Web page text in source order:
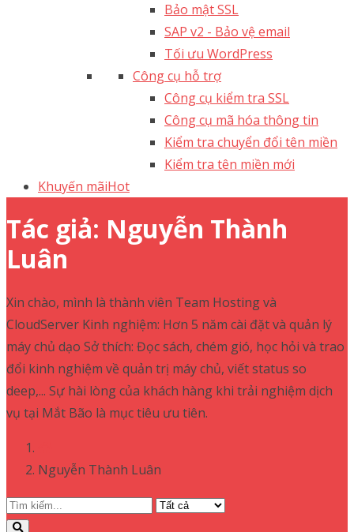
Bảo mật SSL
SAP v2 - Bảo vệ email​
Tối ưu WordPress
Công cụ hỗ trợ
Công cụ kiểm tra SSL
Công cụ mã hóa thông tin
Kiểm tra chuyển đổi tên miền
Kiểm tra tên miền mới
Khuyến mãiHot
Tác giả: Nguyễn Thành
Luân
Xin chào, mình là thành viên Team Hosting và
CloudServer Kinh nghiệm: Hơn 5 năm cài đặt và quản lý
máy chủ dạo Sở thích: Đọc sách, chém gió, học hỏi và trao
đổi kinh nghiệm về quản trị máy chủ, viết status so
deep,... Sự hài lòng của khách hàng khi trải nghiệm dịch
vụ tại Mắt Bão là mục tiêu ưu tiên.
Nguyễn Thành Luân